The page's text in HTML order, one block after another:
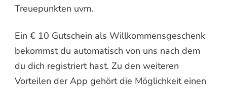
Treuepunkten uvm.
Ein € 10 Gutschein als Willkommensgeschenk
bekommst du automatisch von uns nach dem
du dich registriert hast. Zu den weiteren
Vorteilen der App gehört die Möglichkeit einen